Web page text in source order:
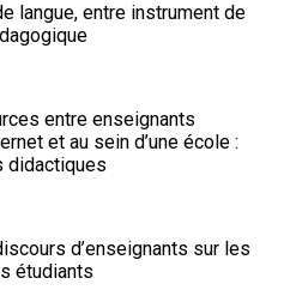
langue, entre instrument de
entre enseignants
et au sein d’une école :
didactiques
d’enseignants sur les
étudiants